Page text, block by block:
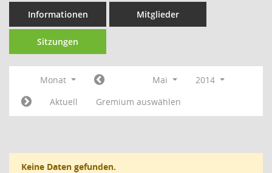
Informationen Mitglieder
Sitzungen
Monat Mai
2014
Aktuell
Gremium auswählen
Keine Daten gefunden.